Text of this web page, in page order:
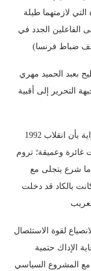
التي لازمتهما طيلة
الفاعلين الجدد في
بعبد الحميد مهري
التحرير إلى أقبية
واضح إذًا أن عبد الحميد مهري كان على تمام الدراية بأن انقلاب 1992
وعميقة؛ تروم
ما شرع يتجلى مع
بالكاد قد دخلت
لقوة الاستئصال
1992، كان يدرك غاية الإداك حتمية
مع المشروع السياسي